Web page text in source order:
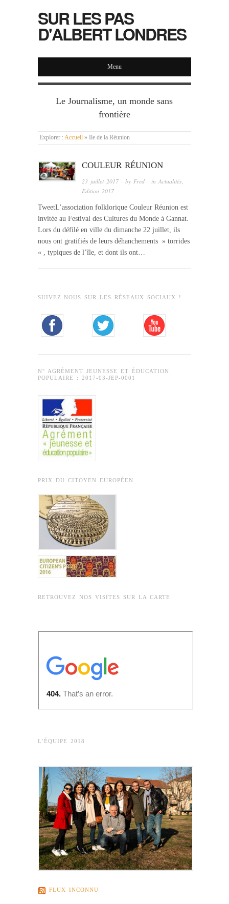
SUR LES PAS
D'ALBERT LONDRES
Menu
Le Journalisme, un monde sans
frontière
Explorer : Accueil » Ile de la Réunion
COULEUR RÉUNION
23 juillet 2017 · byFred · inActualités,
Edition 2017
TweetL’association folklorique Couleur Réunion est
invitée au Festival des Cultures du Monde à Gannat.
Lors du défilé en ville du dimanche 22 juillet, ils
nous ont gratifiés de leurs déhanchements » torrides
« , typiques de l’île, et dont ils ont…
SUIVEZ-NOUS SUR LES RÉSEAUX SOCIAUX !
N° AGRÉMENT JEUNESSE ET ÉDUCATION
POPULAIRE : 2017-03-JEP-0001
PRIX DU CITOYEN EUROPÉEN
RETROUVEZ NOS VISITES SUR LA CARTE
L’ÉQUIPE 2018
FLUX INCONNU